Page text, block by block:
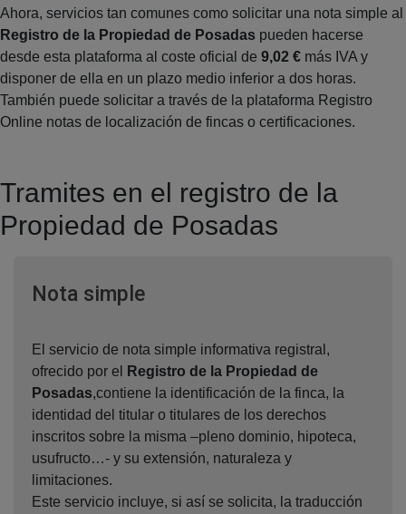
Ahora, servicios tan comunes como solicitar una nota simple al
Registro de la Propiedad de Posadas pueden hacerse
desde esta plataforma al coste oficial de 9,02 € más IVA y
disponer de ella en un plazo medio inferior a dos horas.
También puede solicitar a través de la plataforma Registro
Online notas de localización de fincas o certificaciones.
Tramites en el registro de la
Propiedad de Posadas
Nota simpleVentana nueva
El servicio de nota simple informativa registral,
ofrecido por el
Registro de la Propiedad de
Posadas,contiene la identificación de la finca, la
identidad del titular o titulares de los derechos
inscritos sobre la misma –pleno dominio, hipoteca,
usufructo…- y su extensión, naturaleza y
limitaciones.
Este servicio incluye, si así se solicita, la traducción